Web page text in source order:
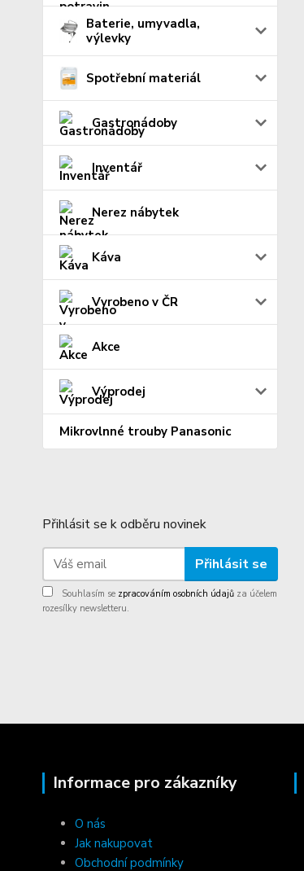
Baterie, umyvadla,
výlevky
Spotřební materiál
Gastronádoby
Inventář
Nerez nábytek
Káva
Vyrobeno v ČR
Akce
Výprodej
Mikrovlnné trouby Panasonic
Přihlásit se k odběru novinek
Přihlásit se
Souhlasím se zpracováním osobních údajů za účelem
rozesílky newsletteru.
Informace pro zákazníky
O nás
Jak nakupovat
Obchodní podmínky